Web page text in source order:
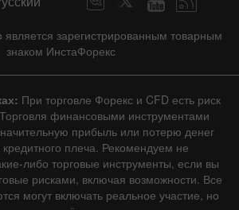
является зарегистрированным товарным
знаком ИнстаФорекс
При торговле Форекс и CFD есть риск
финансовыми инструментами
прибыль или потерю денег
кредитного плеча. Рекомендуем не
либо торговые инструменты, если вы
рисками, включая возможности. Все
могут включать реальное участие, но